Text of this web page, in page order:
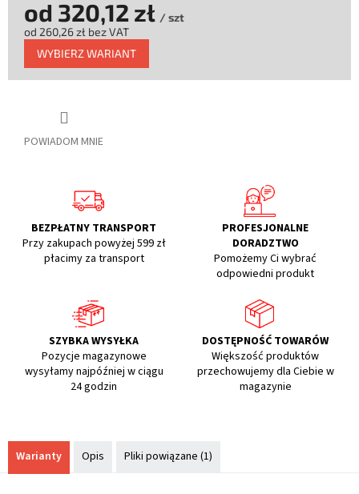
POWIADOM MNIE
od 320,12 zł / szt
od 260,26 zł bez VAT
Cena
jednostkowa:
WYBIERZ WARIANT
BEZPŁATNY TRANSPORT
Przy zakupach powyżej 599 zł
płacimy za transport
PROFESJONALNE
DORADZTWO
Pomożemy Ci wybrać
odpowiedni produkt
SZYBKA WYSYŁKA
Pozycje magazynowe
wysyłamy najpóźniej w ciągu
24 godzin
DOSTĘPNOŚĆ TOWARÓW
Większość produktów
przechowujemy dla Ciebie w
magazynie
Warianty Opis Pliki powiązane (1)